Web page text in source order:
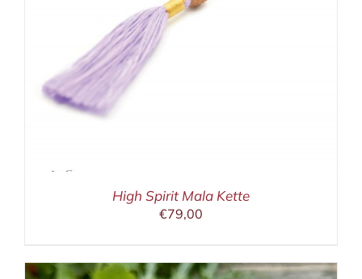
High Spirit Mala Kette
€79,00